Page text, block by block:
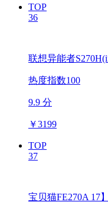
TOP
36
联想异能者
热度指数100
9.9 分
￥3199
TOP
37
宝贝猫FE270A 17